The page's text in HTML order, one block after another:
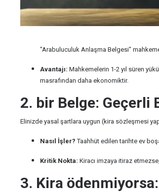
"Arabuluculuk Anlaşma Belgesi"
Avantajı: Mahkemelerin 1-2 yıl süren
masrafından daha ekonomiktir.
2. bir Belge: Geçerli
Elinizde yasal şartlara uygun (kira sözleşmesi
Nasıl İşler? Taahhüt edilen tarihte ev
Kritik Nokta: Kiracı imzaya itiraz
3. Kira